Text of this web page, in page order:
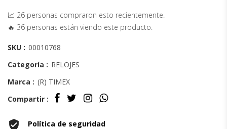
📈 26 personas compraron esto recientemente.
🔥 36 personas están viendo este producto.
SKU : 00010768
Categoría : RELOJES
Marca : (R) TIMEX
Compartir :
Política de seguridad